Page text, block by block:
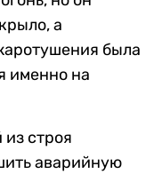
а
была
именно на
строя
аварийную